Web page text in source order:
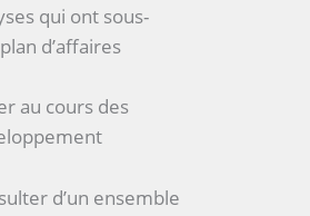
qui ont sous-
d’affaires
au cours des
d’un ensemble